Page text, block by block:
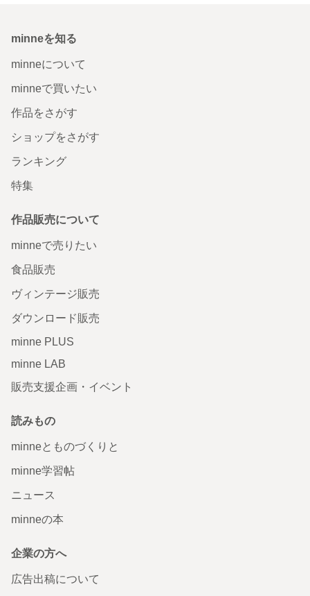
minneを知る
minneについて
minneで買いたい
作品をさがす
ショップをさがす
ランキング
特集
作品販売について
minneで売りたい
食品販売
ヴィンテージ販売
ダウンロード販売
minne PLUS
minne LAB
販売支援企画・イベント
読みもの
minneとものづくりと
minne学習帖
ニュース
minneの本
企業の方へ
広告出稿について